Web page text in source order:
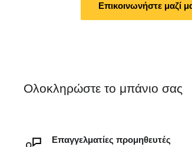
Επικοινωνήστε μαζί
Ολοκληρώστε το μπάνιο σας
Επαγγελματίες προμηθευτές